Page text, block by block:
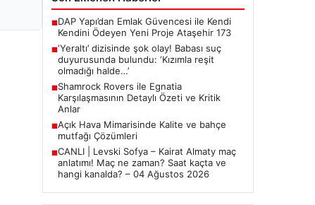
■DAP Yapı’dan Emlak Güvencesi ile Kendi
Kendini Ödeyen Yeni Proje Ataşehir 173
■‘Yeraltı’ dizisinde şok olay! Babası suç
duyurusunda bulundu: ‘Kızımla reşit
olmadığı halde…’
■Shamrock Rovers ile Egnatia
Karşılaşmasının Detaylı Özeti ve Kritik
Anlar
■Açık Hava Mimarisinde Kalite ve bahçe
mutfağı Çözümleri
■CANLI | Levski Sofya – Kairat Almaty maç
anlatımı! Maç ne zaman? Saat kaçta ve
hangi kanalda? – 04 Ağustos 2026